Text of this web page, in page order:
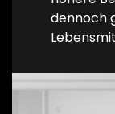
dennoch